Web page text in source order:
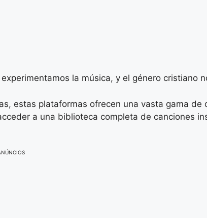
la música, y el género cristiano
estas plataformas ofrecen una vasta gama de
a una biblioteca completa de canciones